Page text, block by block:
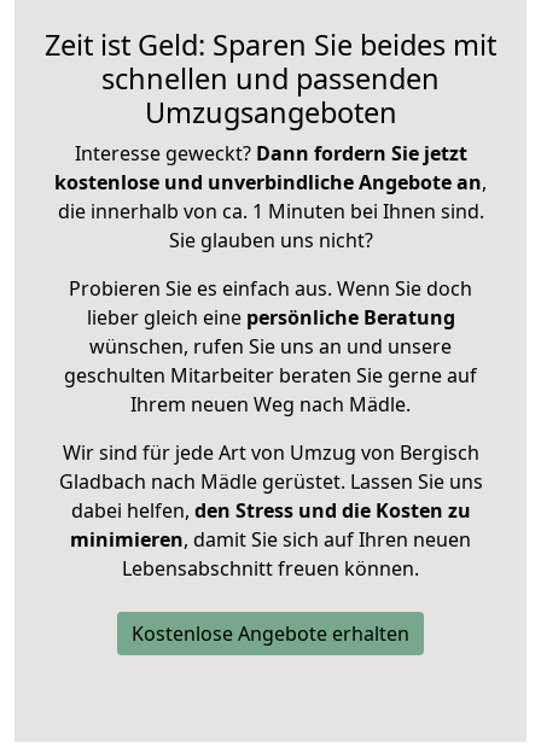
Zeit ist Geld: Sparen Sie beides mit
schnellen und passenden
Umzugsangeboten
Interesse geweckt? Dann fordern Sie jetzt
kostenlose und unverbindliche Angebote an,
die innerhalb von ca. 1 Minuten bei Ihnen sind.
Sie glauben uns nicht?
Probieren Sie es einfach aus. Wenn Sie doch
lieber gleich eine persönliche Beratung
wünschen, rufen Sie uns an und unsere
geschulten Mitarbeiter beraten Sie gerne auf
Ihrem neuen Weg nach Mädle.
Wir sind für jede Art von Umzug von Bergisch
Gladbach nach Mädle gerüstet. Lassen Sie uns
dabei helfen, den Stress und die Kosten zu
minimieren, damit Sie sich auf Ihren neuen
Lebensabschnitt freuen können.
Kostenlose Angebote erhalten